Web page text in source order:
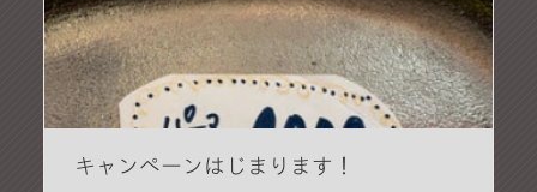
キャンペーンはじまります！